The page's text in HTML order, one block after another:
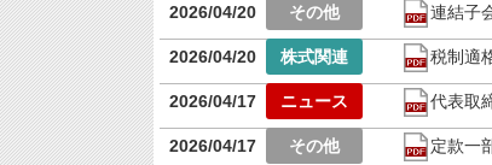
2026/04/20 連結子
2026/04/20 税制適
2026/04/17 代表取
2026/04/17 定款一